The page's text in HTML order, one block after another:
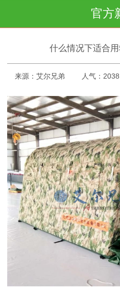
官方
什么情况下适合
来源：艾尔兄弟 人气：2038